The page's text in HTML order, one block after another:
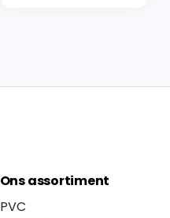
Ons assortiment
PVC